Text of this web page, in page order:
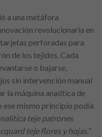
a una metáfora
revolucionaria en
perforadas para
de los tejidos. Cada
o bajarse,
sin intervención manual
la máquina analítica de
ese mismo principio podía
teje patrones
teje flores y hojas.”